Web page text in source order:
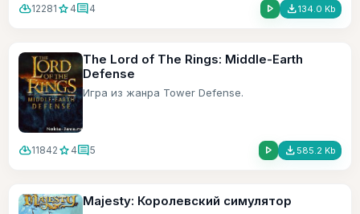
cloud_download12281 star 4comment4 play_arrow file_download134.0 Kb
The Lord of The Rings: Middle-Earth
Defense
Игра из жанра Tower Defense.
cloud_download11842 star 4comment5 play_arrow file_download 585.2 Kb
Majesty: Королевский симулятор